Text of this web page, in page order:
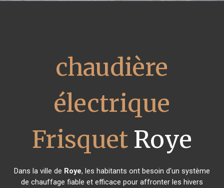
chaudière
électrique
FrisquetRoye
Dans la ville de Roye, les habitants ont besoin d'un système
de chauffage fiable et efficace pour affronter les hivers